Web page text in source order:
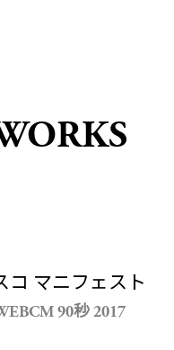
コ マニフェスト
90秒 2017